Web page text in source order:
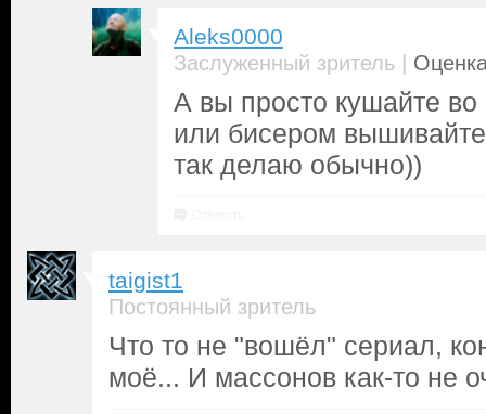
Aleks0000
Заслуженный зритель |
А вы просто кушайте
или бисером
так делаю обычно))
taigist1
Постоянный зритель
Что то не "вошёл" сериал,
моё... И массонов как-то не